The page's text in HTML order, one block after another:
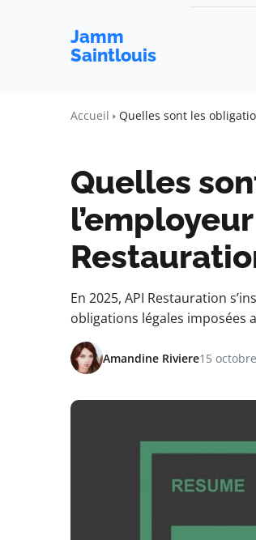
Jamm
Saintlouis
Accueil Quelles sont les
Quelles
En 2025, API Restauration
obligations légales imposées
Amandine Riviere15